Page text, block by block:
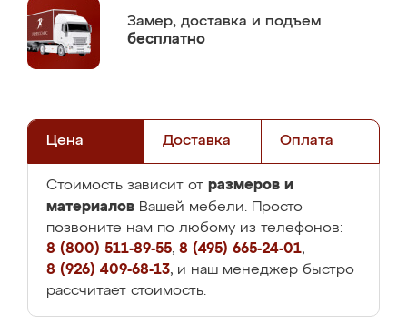
Замер, доставка и подъем
бесплатно
Цена Доставка Оплата
Стоимость зависит от размеров и
материалов Вашей мебели. Просто
позвоните нам по любому из телефонов:
8 (800) 511-89-55, 8 (495) 665-24-01,
8 (926) 409-68-13, и наш менеджер быстро
рассчитает стоимость.